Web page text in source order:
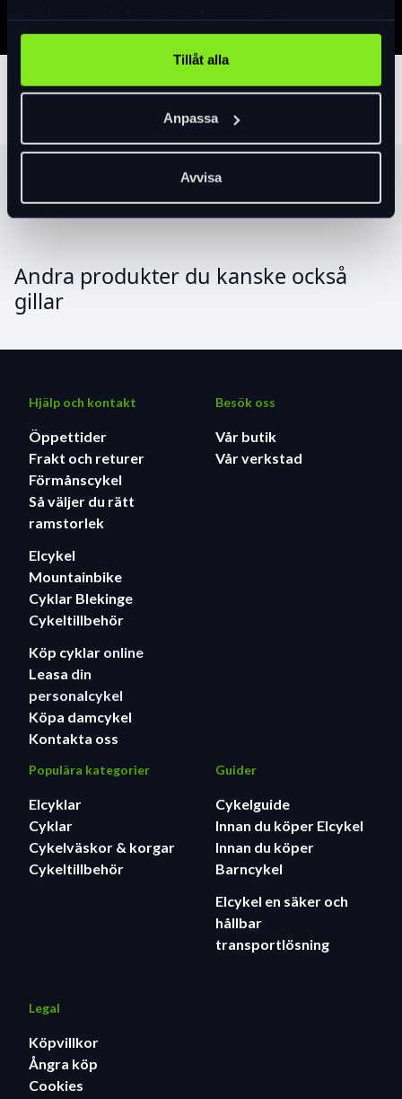
Tillåt alla
Anpassa
Avvisa
Tillbehör
Produktrekommendationer
Andra produkter du kanske också
gillar
Hjälp och kontakt
Öppettider
Frakt och returer
Förmånscykel
Så väljer du rätt
ramstorlek
Elcykel
Mountainbike
Cyklar Blekinge
Cykeltillbehör
Köp cyklar online
Leasa din
personalcykel
Köpa damcykel
Kontakta oss
Besök oss
Vår butik
Vår verkstad
Populära kategorier
Elcyklar
Cyklar
Cykelväskor & korgar
Cykeltillbehör
Guider
Cykelguide
Innan du köper Elcykel
Innan du köper
Barncykel
Elcykel en säker och
hållbar
transportlösning
Legal
Köpvillkor
Ångra köp
Cookies